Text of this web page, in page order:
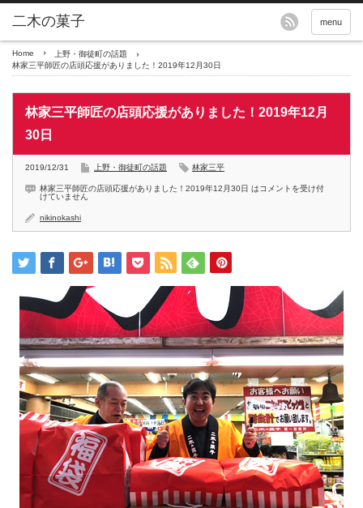
menu
Home
上野・御徒町の話題
林家三平師匠の店頭応援がありました！2019年12月30日
林家三平師匠の店頭応援がありました！2019年12月
30日
2019/12/31 上野・御徒町の話題 林家三平
林家三平師匠の店頭応援がありました！2019年12月30日 はコメントを受け付
けていません
nikinokashi